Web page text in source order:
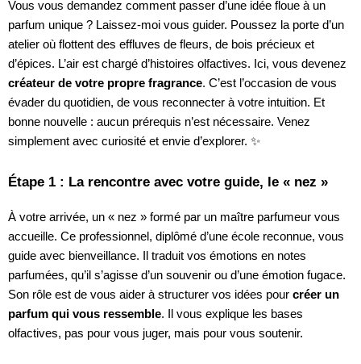
Vous vous demandez comment passer d’une idée floue à un
parfum unique ? Laissez-moi vous guider. Poussez la porte d’un
atelier où flottent des effluves de fleurs, de bois précieux et
d’épices. L’air est chargé d’histoires olfactives. Ici, vous devenez
créateur de votre propre fragrance. C’est l’occasion de vous
évader du quotidien, de vous reconnecter à votre intuition. Et
bonne nouvelle : aucun prérequis n’est nécessaire. Venez
simplement avec curiosité et envie d’explorer. ✨
Étape 1 : La rencontre avec votre guide, le « nez »
À votre arrivée, un « nez » formé par un maître parfumeur vous
accueille. Ce professionnel, diplômé d’une école reconnue, vous
guide avec bienveillance. Il traduit vos émotions en notes
parfumées, qu’il s’agisse d’un souvenir ou d’une émotion fugace.
Son rôle est de vous aider à structurer vos idées pour créer un
parfum qui vous ressemble. Il vous explique les bases
olfactives, pas pour vous juger, mais pour vous soutenir.